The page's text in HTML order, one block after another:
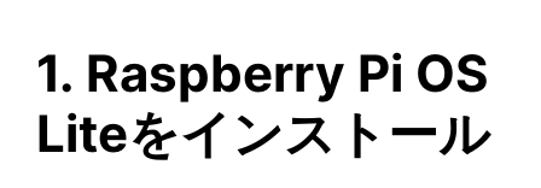
1. Raspberry Pi OS
Liteをインストール